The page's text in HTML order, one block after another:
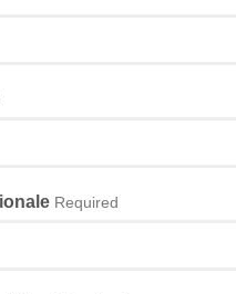
Required